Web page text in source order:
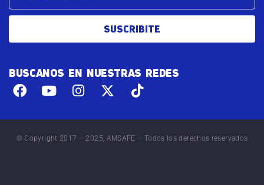
SUSCRIBITE
BUSCANOS EN NUESTRAS REDES
© Copyright 2017 – 2025, AMSAFE – Todos los derechos reservados